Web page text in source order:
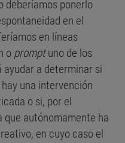
deberíamos ponerlo
en el
en líneas
o promptuno de los
ayudar a determinar si
una intervención
o si, por el
que autónomamente ha
en cuyo caso el